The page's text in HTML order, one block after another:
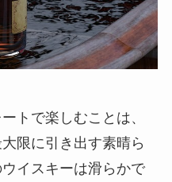
トで楽しむことは、
限に引き出す素晴ら
イスキーは滑らかで